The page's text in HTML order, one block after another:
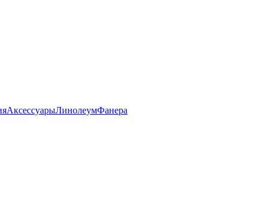
АксессуарыЛинолеумФанера